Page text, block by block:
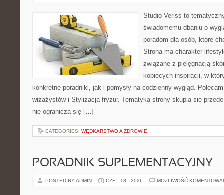
Studio Veriss to
świadomemu dbaniu o
poradom dla osób, które
Strona ma charakter
związane z pielęgnacją
kobiecych inspiracji, w
konkretne poradniki, jak i pomysły na codzienny wygląd.
wizażystów i Stylizacja fryzur. Tematyka strony skupia się
nie ogranicza się […]
CATEGORIES: WĘDKARSTWO A ZDROWIE
PORADNIK SUPLEMENTACYJNY
POSTED BY ADMIN CZE - 18 - 2026 MOŻLIWOŚĆ